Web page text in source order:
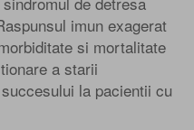
imun exagerat
si mortalitate
a starii
la pacientii cu